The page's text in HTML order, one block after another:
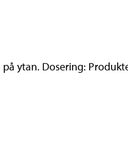
ytan. Dosering: